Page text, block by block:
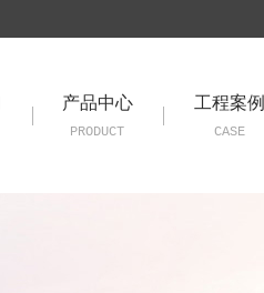
产品中心
PRODUCT
工程案例
CASE